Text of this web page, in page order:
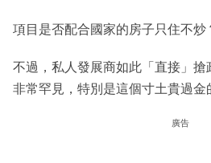
項目是否配合國家的房子只住不炒
不過，私人發展商如此「直接」
非常罕見，特別是這個寸土貴過金
廣告